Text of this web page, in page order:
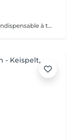
GOMMAGE MODELANT Il est le pré-requis indispensable à tout soin de la peau en associant exfoliation et massage pour une peau infiniment douce et lisse. Ce soin sur-mesure du corps apporte une action très complète mêlant relaxation et soin de la peau. Ses bienfaits : amélioration du taux d'hydratation de la peau lissage et douceur de la surface cutanée assouplissement de la peau amélioration de l'éclat de la peau.